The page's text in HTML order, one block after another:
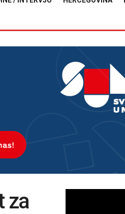
za